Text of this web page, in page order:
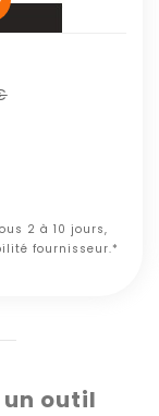
2 à 10 jours,
fournisseur.*
un outil